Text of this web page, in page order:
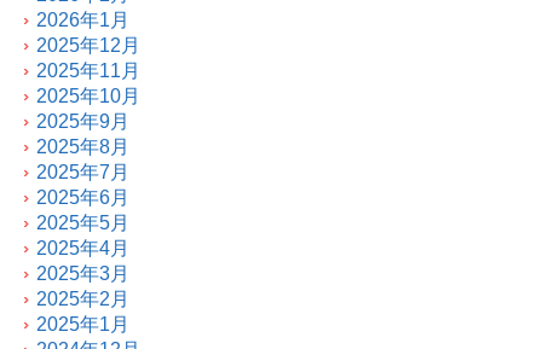
2026年1月
2025年12月
2025年11月
2025年10月
2025年9月
2025年8月
2025年7月
2025年6月
2025年5月
2025年4月
2025年3月
2025年2月
2025年1月